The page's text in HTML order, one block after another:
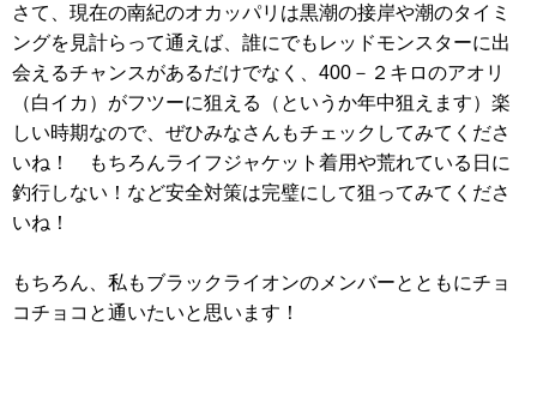
さて、現在の南紀のオカッパリは黒潮の接岸や潮のタイミ
ングを見計らって通えば、誰にでもレッドモンスターに出
会えるチャンスがあるだけでなく、400－２キロのアオリ
（白イカ）がフツーに狙える（というか年中狙えます）楽
しい時期なので、ぜひみなさんもチェックしてみてくださ
いね！ もちろんライフジャケット着用や荒れている日に
釣行しない！など安全対策は完璧にして狙ってみてくださ
いね！
もちろん、私もブラックライオンのメンバーとともにチョ
コチョコと通いたいと思います！